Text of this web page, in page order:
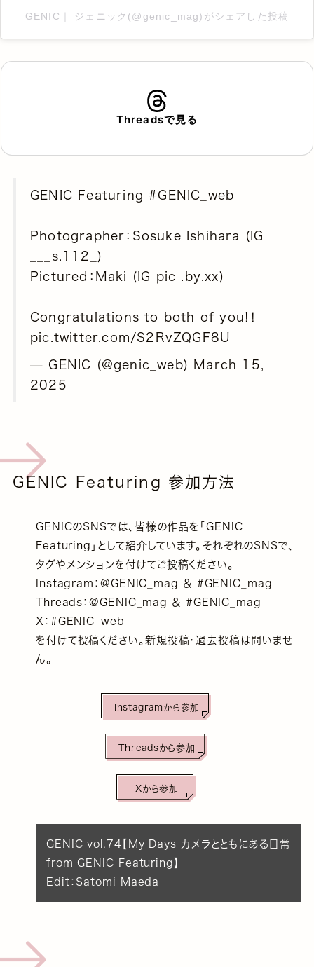
GENIC｜ ジェニック(@genic_mag)がシェアした投稿
Threadsで見る
GENIC Featuring #GENIC_web
Photographer：Sosuke Ishihara (IG
___s.112_)
Pictured：Maki (IG pic .by.xx)
Congratulations to both of you!！
pic.twitter.com/S2RvZQGF8U
— GENIC (@genic_web)
March 15,
2025
GENIC Featuring 参加方法
GENICのSNSでは、皆様の作品を「GENIC
Featuring」として紹介しています。それぞれのSNSで、
タグやメンションを付けてご投稿ください。
Instagram：@GENIC_mag ＆ #GENIC_mag
Threads：@GENIC_mag ＆ #GENIC_mag
X：#GENIC_web
を付けて投稿ください。新規投稿・過去投稿は問いませ
ん。
Instagramから参加
Threadsから参加
Xから参加
GENIC vol.74【My Days カメラとともにある日常
from GENIC Featuring】
Edit：Satomi Maeda